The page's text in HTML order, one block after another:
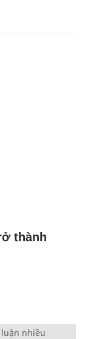
thành
nhiều